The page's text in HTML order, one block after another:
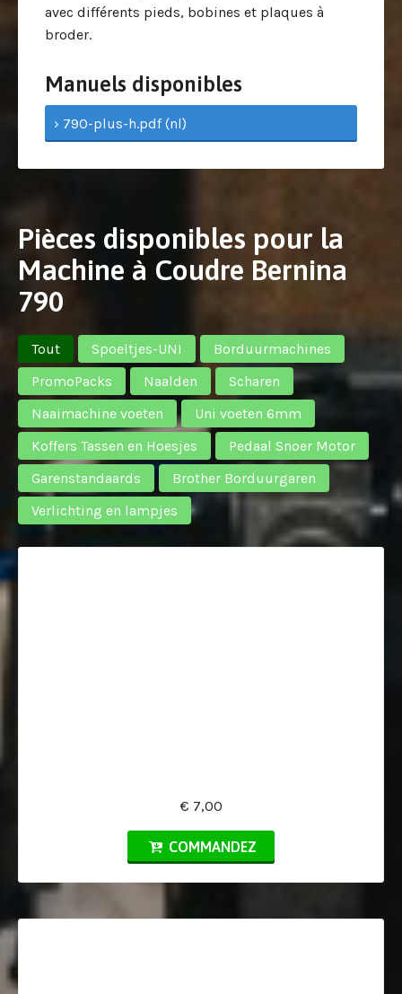
avec différents pieds, bobines et plaques à
broder.
Manuels disponibles
› 790-plus-h.pdf (nl)
Pièces disponibles pour la
Machine à Coudre Bernina
790
Tout Spoeltjes-UNI
Borduurmachines
PromoPacks
Naalden
Scharen
Naaimachine voeten
Uni voeten 6mm
Koffers Tassen en Hoesjes
Pedaal Snoer Motor
Garenstandaards
Brother Borduurgaren
Verlichting en lampjes
€ 7,00
COMMANDEZ